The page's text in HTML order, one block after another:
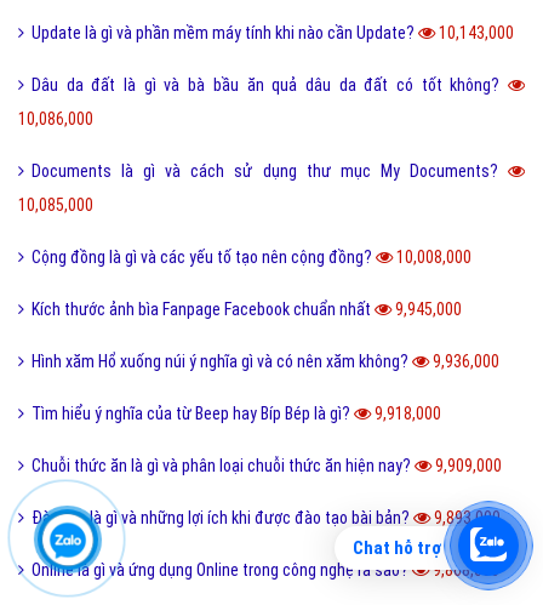
Update là gì và phần mềm máy tính khi nào cần Update? 10,143,000
Dâu da đất là gì và bà bầu ăn quả dâu da đất có tốt không?
10,086,000
Documents là gì và cách sử dụng thư mục My Documents?
10,085,000
Cộng đồng là gì và các yếu tố tạo nên cộng đồng? 10,008,000
Kích thước ảnh bìa Fanpage Facebook chuẩn nhất 9,945,000
Hình xăm Hổ xuống núi ý nghĩa gì và có nên xăm không? 9,936,000
Tìm hiểu ý nghĩa của từ Beep hay Bíp Bép là gì? 9,918,000
Chuỗi thức ăn là gì và phân loại chuỗi thức ăn hiện nay? 9,909,000
Đào tạo là gì và những lợi ích khi được đào tạo bài bản? 9,893,000
Online là gì và ứng dụng Online trong công nghệ ra sao? 9,868,000
Chat hỗ trợ